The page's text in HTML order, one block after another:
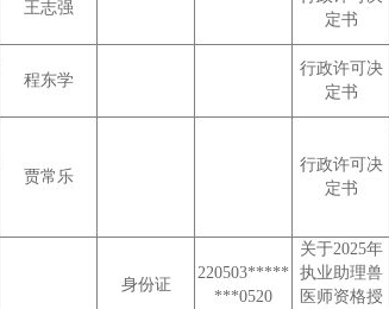
王志强
定书
程东学
行政许可决
定书
贾常乐
行政许可决
定书
身份证
220503*****
***0520
关于2025年
执业助理兽
医师资格授